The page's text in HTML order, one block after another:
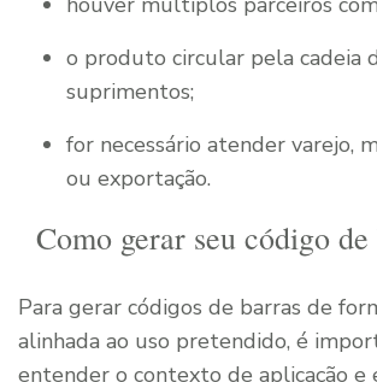
o produto circular pela cadeia
suprimentos;
for necessário atender varejo,
ou exportação.
Como gerar seu código de
Para gerar códigos de barras de
alinhada ao uso pretendido, é
entender o contexto de aplicação e